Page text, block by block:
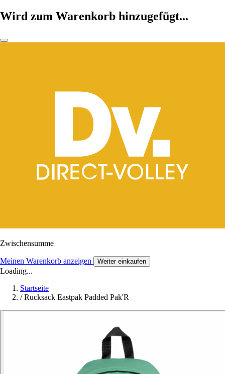
Wird zum Warenkorb hinzugefügt...
Zwischensumme
Meinen Warenkorb anzeigen Weiter einkaufen
Loading...
Startseite
/ Rucksack Eastpak Padded Pak'R